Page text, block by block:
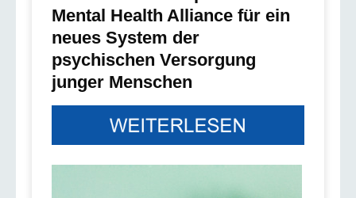
Mental Health Alliance für ein
neues System der
psychischen Versorgung
junger Menschen